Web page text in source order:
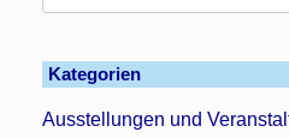
Kategorien
Ausstellungen und